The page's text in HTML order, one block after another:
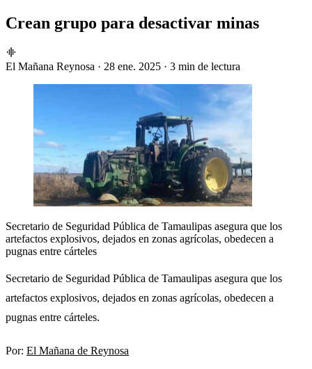
Crean grupo para desactivar minas
El Mañana Reynosa · 28 ene. 2025 · 3 min de lectura
Secretario de Seguridad Pública de Tamaulipas asegura que los
artefactos explosivos, dejados en zonas agrícolas, obedecen a
pugnas entre cárteles
Secretario de Seguridad Pública de Tamaulipas asegura que los
artefactos explosivos, dejados en zonas agrícolas, obedecen a
pugnas entre cárteles.
Por: El Mañana de Reynosa